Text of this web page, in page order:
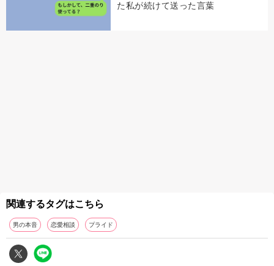
た私が続けて送った言葉
関連するタグはこちら
男の本音 恋愛相談 プライド